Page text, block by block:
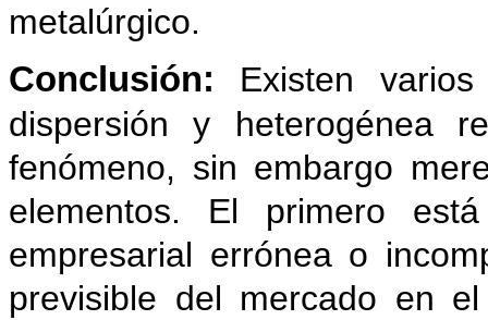
metalúrgico.
Conclusión: Existen
dispersión y heterogénea
fenómeno, sin embargo
elementos. El primero
empresarial errónea o
previsible del mercado en